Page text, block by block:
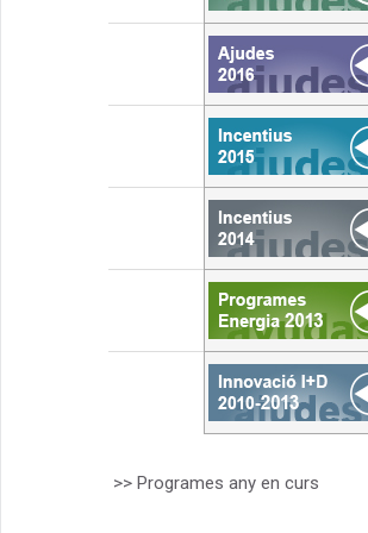
>> Programes any en curs